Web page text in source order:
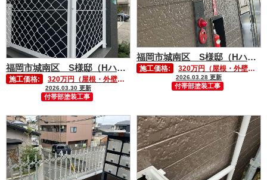
福岡市城南区 S様邸（Hハイツ）付帯部塗装工事⑦
施工価格: 320万円（屋根・外壁塗装含む）
2026.03.30 更新
付帯部塗装工事
福岡市城南区 S様邸（Hハイツ）付帯部塗装工事⑥
施工価格: 320万円（屋根・外壁塗装含む）
2026.03.28 更新
付帯部塗装工事